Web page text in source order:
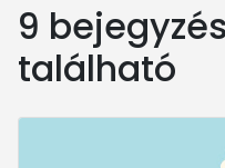
9 bejegyzés
található